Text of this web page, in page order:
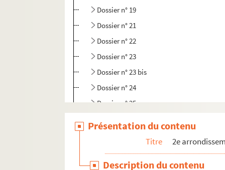
Dossier n° 19
Dossier n° 21
Dossier n° 22
Dossier n° 23
Dossier n° 23 bis
Dossier n° 24
Dossier n° 25
Dossier n° 28
Présentation du contenu
Titre 2e
Description du contenu